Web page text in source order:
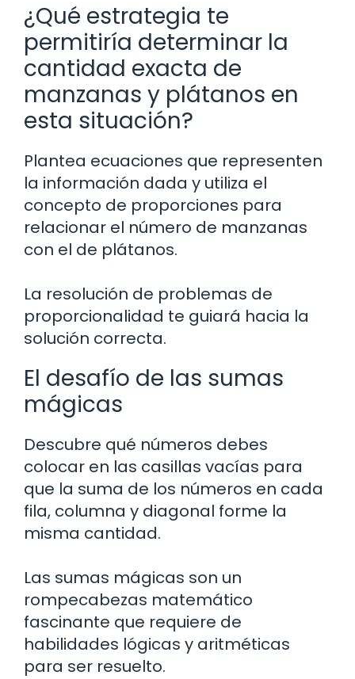
¿Qué estrategia te
permitiría determinar la
cantidad exacta de
manzanas y plátanos en
esta situación?
Plantea ecuaciones que representen
la información dada y utiliza el
concepto de proporciones para
relacionar el número de manzanas
con el de plátanos.
La resolución de problemas de
proporcionalidad te guiará hacia la
solución correcta.
El desafío de las sumas
mágicas
Descubre qué números debes
colocar en las casillas vacías para
que la suma de los números en cada
fila, columna y diagonal forme la
misma cantidad.
Las sumas mágicas son un
rompecabezas matemático
fascinante que requiere de
habilidades lógicas y aritméticas
para ser resuelto.